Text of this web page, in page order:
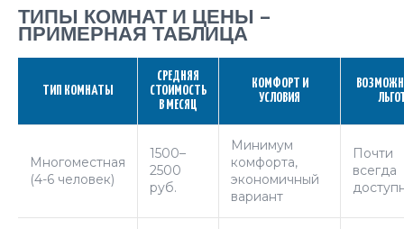
ТИПЫ КОМНАТ И ЦЕНЫ –
ПРИМЕРНАЯ ТАБЛИЦА
ТИП КОМНАТЫ
СРЕДНЯЯ
СТОИМОСТЬ
В МЕСЯЦ
КОМФОРТ И
УСЛОВИЯ
Многоместная
(4-6 человек)
1500–
2500
руб.
Минимум
комфорта,
экономичный
вариант
Почти
всегда